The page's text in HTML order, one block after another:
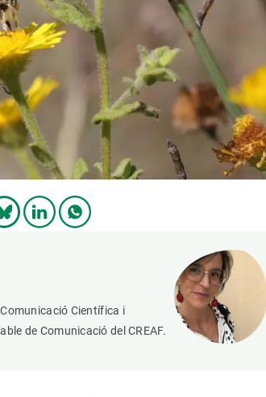
Científica i
de Comunicació del CREAF.